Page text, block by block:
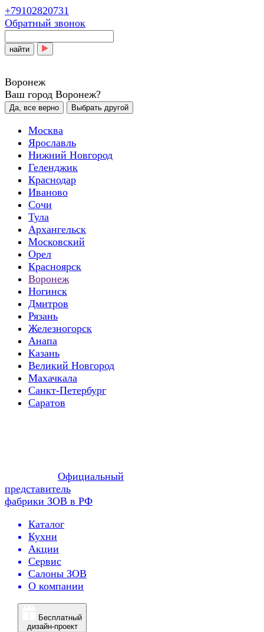
+79102820731
Обратный звонок
найти
Воронеж
Ваш город Воронеж?
Да, все верно Выбрать другой
Москва
Ярославль
Нижний Новгород
Геленджик
Краснодар
Иваново
Сочи
Тула
Архангельск
Московский
Орел
Красноярск
Воронеж
Ногинск
Дмитров
Рязань
Железногорск
Анапа
Казань
Великий Новгород
Махачкала
Санкт-Петербург
Саратов
Официальный
представитель
фабрики ЗОВ в РФ
Каталог
Кухни
Акции
Сервис
Салоны ЗОВ
О компании
Бесплатный
дизайн-проект